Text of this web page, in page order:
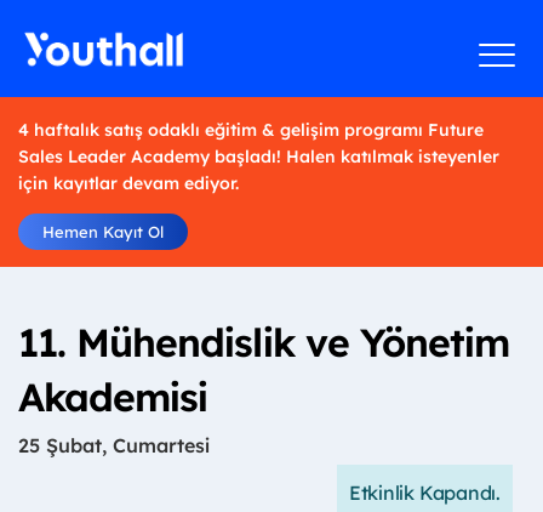
4 haftalık satış odaklı eğitim & gelişim programı Future
Sales Leader Academy başladı! Halen katılmak isteyenler
için kayıtlar devam ediyor.
Hemen Kayıt Ol
11. Mühendislik ve Yönetim
Akademisi
25 Şubat, Cumartesi
Etkinlik Kapandı.